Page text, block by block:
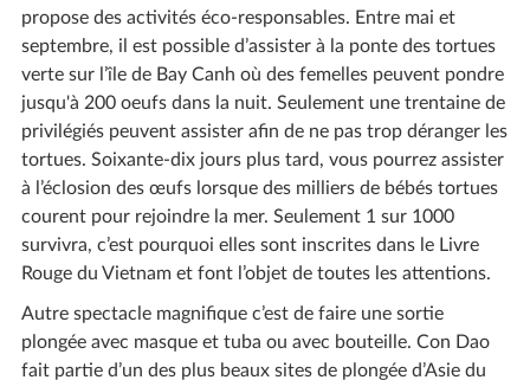
propose des activités éco-responsables. Entre mai et
septembre, il est possible d’assister à la ponte des tortues
verte sur l’île de Bay Canh où des femelles peuvent pondre
jusqu'à 200 oeufs dans la nuit. Seulement une trentaine de
privilégiés peuvent assister afin de ne pas trop déranger les
tortues. Soixante-dix jours plus tard, vous pourrez assister
à l’éclosion des œufs lorsque des milliers de bébés tortues
courent pour rejoindre la mer. Seulement 1 sur 1000
survivra, c’est pourquoi elles sont inscrites dans le Livre
Rouge du Vietnam et font l’objet de toutes les attentions.
Autre spectacle magnifique c’est de faire une sortie
plongée avec masque et tuba ou avec bouteille. Con Dao
fait partie d’un des plus beaux sites de plongée d’Asie du